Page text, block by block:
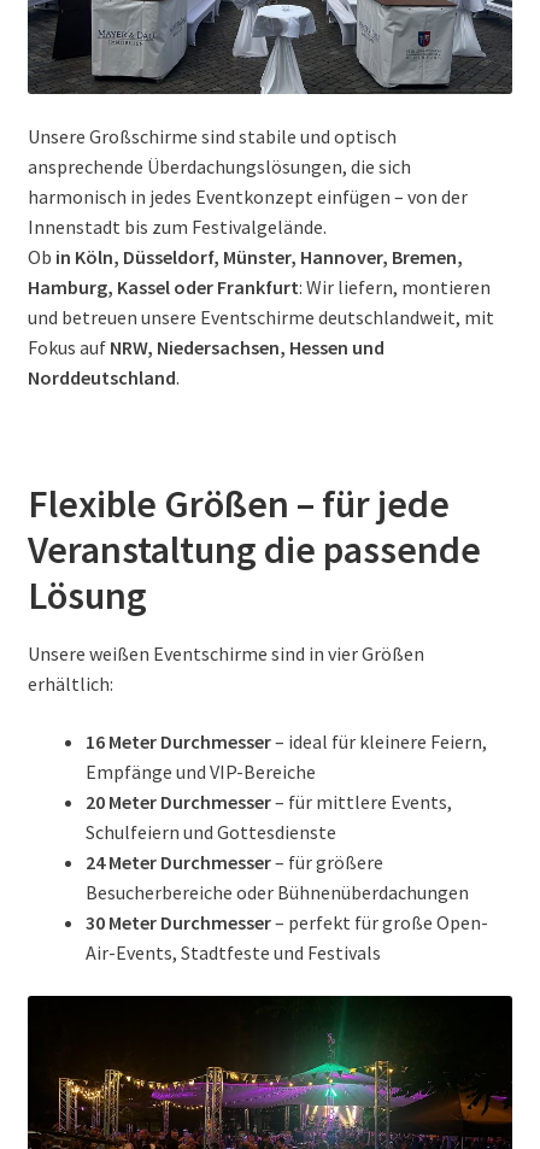
Unsere Großschirme sind stabile und optisch
ansprechende Überdachungslösungen, die sich
harmonisch in jedes Eventkonzept einfügen – von der
Innenstadt bis zum Festivalgelände.
Ob in Köln, Düsseldorf, Münster, Hannover, Bremen,
Hamburg, Kassel oder Frankfurt: Wir liefern, montieren
und betreuen unsere Eventschirme deutschlandweit, mit
Fokus auf NRW, Niedersachsen, Hessen und
Norddeutschland.
Flexible Größen – für jede
Veranstaltung die passende
Lösung
Unsere weißen Eventschirme sind in vier Größen
erhältlich:
16 Meter Durchmesser– ideal für kleinere Feiern,
Empfänge und VIP-Bereiche
20 Meter Durchmesser– für mittlere Events,
Schulfeiern und Gottesdienste
24 Meter Durchmesser– für größere
Besucherbereiche oder Bühnenüberdachungen
30 Meter Durchmesser– perfekt für große Open-
Air-Events, Stadtfeste und Festivals